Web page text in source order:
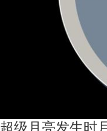
超级月亮发生时